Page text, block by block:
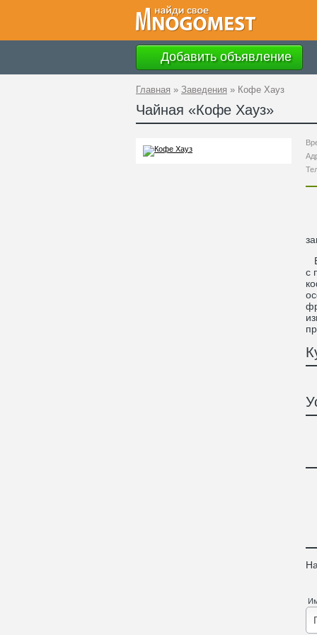
Добавить объявление
Главная » Заведения » Кофе Хауз
Чайная «Кофе Хауз»
с